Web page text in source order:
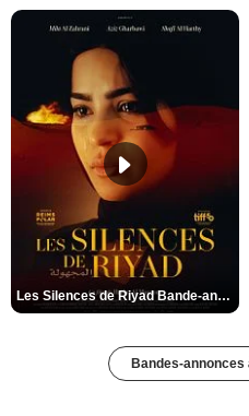
Les Silences de Riyad Bande-annonce VO STFR
Bandes-annonces